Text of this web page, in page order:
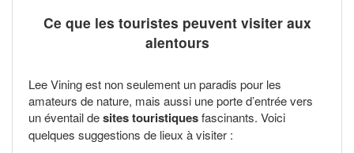
Ce que les touristes peuvent visiter aux
alentours
Lee Vining est non seulement un paradis pour les
amateurs de nature, mais aussi une porte d’entrée vers
un éventail desites touristiquesfascinants. Voici
quelques suggestions de lieux à visiter :